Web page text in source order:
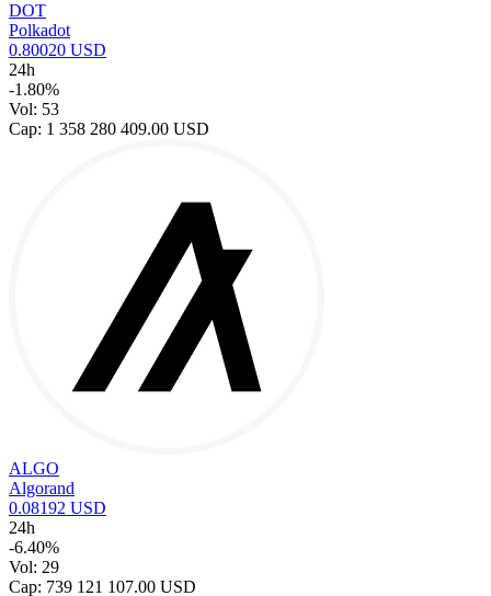
DOT
Polkadot
0.80020 USD
24h
-1.80%
Vol: 53
Cap: 1 358 280 409.00 USD
ALGO
Algorand
0.08192 USD
24h
-6.40%
Vol: 29
Cap: 739 121 107.00 USD